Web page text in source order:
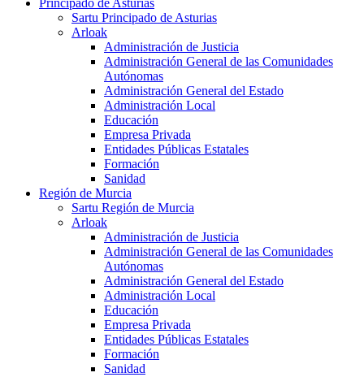
Principado de Asturias
Sartu Principado de Asturias
Arloak
Administración de Justicia
Administración General de las Comunidades
Autónomas
Administración General del Estado
Administración Local
Educación
Empresa Privada
Entidades Públicas Estatales
Formación
Sanidad
Región de Murcia
Sartu Región de Murcia
Arloak
Administración de Justicia
Administración General de las Comunidades
Autónomas
Administración General del Estado
Administración Local
Educación
Empresa Privada
Entidades Públicas Estatales
Formación
Sanidad